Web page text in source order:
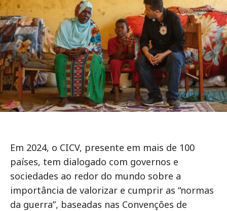
Em 2024, o CICV, presente em mais de 100
países, tem dialogado com governos e
sociedades ao redor do mundo sobre a
importância de valorizar e cumprir as “normas
da guerra”, baseadas nas Convenções de